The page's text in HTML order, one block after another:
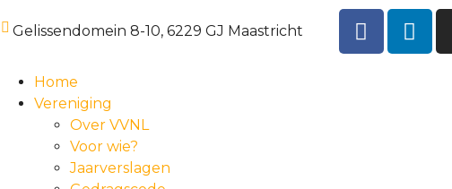
Gelissendomein 8-10, 6229 GJ Maastricht
Home
Vereniging
Over VVNL
Voor wie?
Jaarverslagen